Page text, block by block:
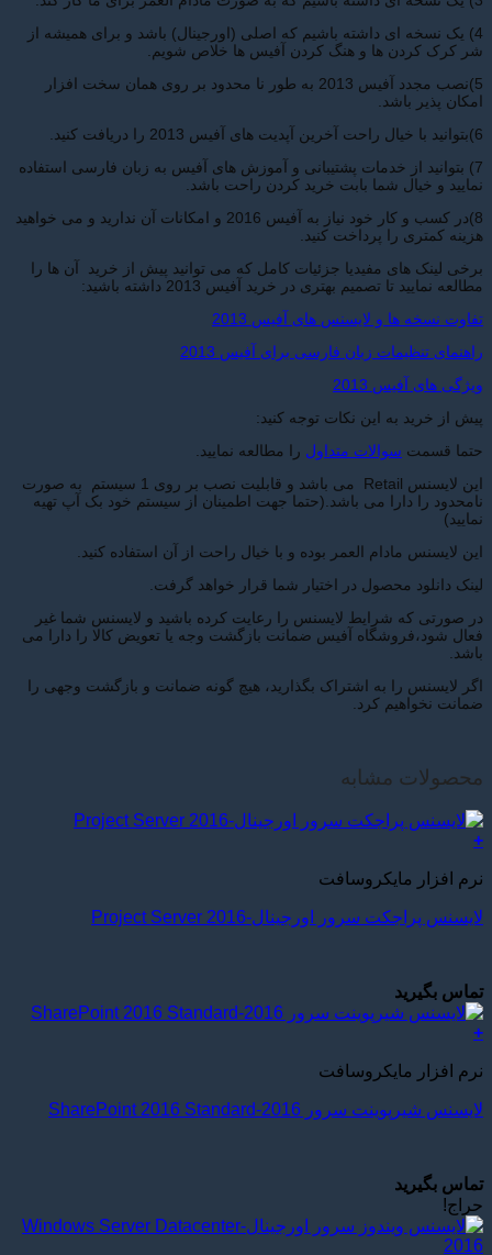
4) یک نسخه ای داشته باشیم که اصلی (اورجینال) باشد و برای همیشه از
شر کرک کردن ها و هنگ کردن آفیس ها خلاص شویم.
5)نصب مجدد آفیس 2013 به طور نا محدود بر روی همان سخت افزار
امکان پذیر باشد.
6)بتوانید با خیال راحت آخرین آپدیت های آفیس 2013 را دریافت کنید.
7) بتوانید از خدمات پشتیبانی و آموزش های آفیس به زبان فارسی استفاده
نمایید و خیال شما بابت خرید کردن راحت باشد.
8)در کسب و کار خود نیاز به آفیس 2016 و امکانات آن ندارید و می خواهید
هزینه کمتری را پرداخت کنید.
برخی لینک های مفیدیا جزئیات کامل که می توانید پیش از خرید آن ها را
مطالعه نمایید تا تصمیم بهتری در خرید آفیس 2013 داشته باشید:
تفاوت نسخه ها و لایسنس های آفیس 2013
راهنمای تنظیمات زبان فارسی برای آفیس 2013
ویژگی های آفیس 2013
پیش از خرید به این نکات توجه کنید:
حتما قسمت سوالات متداول را مطالعه نمایید.
این لایسنس Retail می باشد و قابلیت نصب بر روی 1 سیستم به صورت
نامحدود را دارا می باشد.(حتما جهت اطمینان از سیستم خود بک آپ تهیه
نمایید)
این لایسنس مادام العمر بوده و با خیال راحت از آن استفاده کنید.
لینک دانلود محصول در اختیار شما قرار خواهد گرفت.
در صورتی که شرایط لایسنس را رعایت کرده باشید و لایسنس شما غیر
فعال شود،فروشگاه آفیس ضمانت بازگشت وجه یا تعویض کالا را دارا می
باشد.
اگر لایسنس را به اشتراک بگذارید، هیچ گونه ضمانت و بازگشت وجهی را
ضمانت نخواهیم کرد.
محصولات مشابه
+
نرم افزار مایکروسافت
لایسنس پراجکت سرور اورجینال-Project Server 2016
تماس بگیرید
+
نرم افزار مایکروسافت
لایسنس شیرپوینت سرور 2016-SharePoint 2016 Standard
تماس بگیرید
حراج!